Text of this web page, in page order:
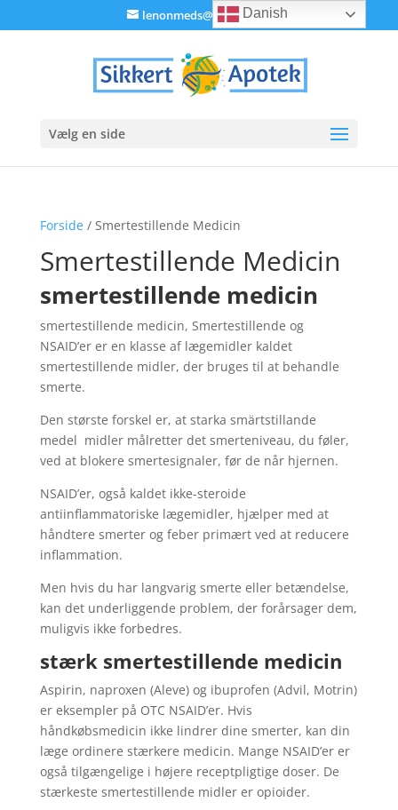
lenonmeds@gmail.com
Vælg en side
Forside/ Smertestillende Medicin
Smertestillende Medicin
smertestillende medicin
smertestillende medicin, Smertestillende og
NSAID’er er en klasse af lægemidler kaldet
smertestillende midler, der bruges til at behandle
smerte.
Den største forskel er, at starka smärtstillande
medel midler målretter det smerteniveau, du føler,
ved at blokere smertesignaler, før de når hjernen.
NSAID’er, også kaldet ikke-steroide
antiinflammatoriske lægemidler, hjælper med at
håndtere smerter og feber primært ved at reducere
inflammation.
Men hvis du har langvarig smerte eller betændelse,
kan det underliggende problem, der forårsager dem,
muligvis ikke forbedres.
stærk smertestillende medicin
Aspirin, naproxen (Aleve) og ibuprofen (Advil, Motrin)
er eksempler på OTC NSAID’er. Hvis
håndkøbsmedicin ikke lindrer dine smerter, kan din
læge ordinere stærkere medicin. Mange NSAID’er er
også tilgængelige i højere receptpligtige doser. De
stærkeste smertestillende midler er opioider.
Danish